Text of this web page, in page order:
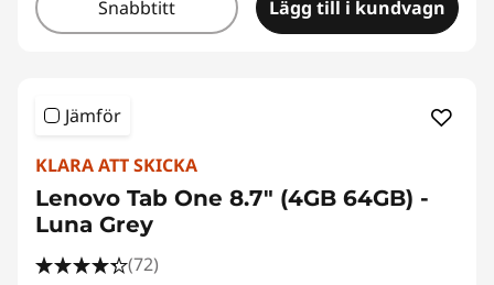
Snabbtitt Lägg till i kundvagn
Jämför
KLARA ATT SKICKA
Lenovo Tab One 8.7" (4GB 64GB) -
Luna Grey
(72)